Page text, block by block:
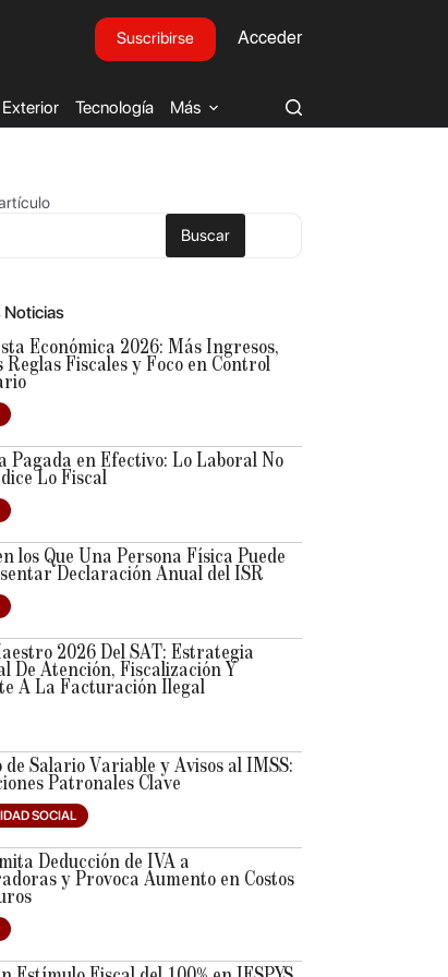
Suscribirse Acceder
Tecnología Más
Buscar
Noticias
Económica 2026: Más Ingresos,
Reglas Fiscales y Foco en Control
Pagada en Efectivo: Lo Laboral No
Lo Fiscal
los Que Una Persona Física Puede
Declaración Anual del ISR
2026 Del SAT: Estrategia
De Atención, Fiscalización Y
A La Facturación Ilegal
de Salario Variable y Avisos al IMSS:
Patronales Clave
SOCIAL
Deducción de IVA a
y Provoca Aumento en Costos